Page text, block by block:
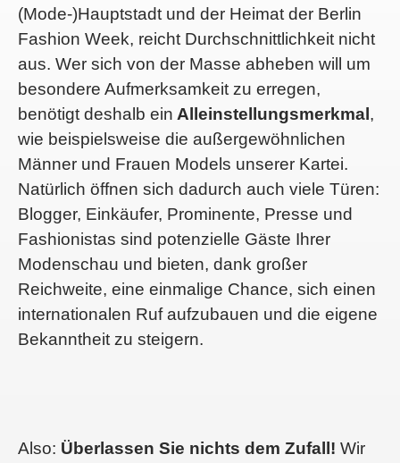
(Mode-)Hauptstadt und der Heimat der Berlin
Fashion Week, reicht Durchschnittlichkeit nicht
aus. Wer sich von der Masse abheben will um
besondere Aufmerksamkeit zu erregen,
benötigt deshalb ein Alleinstellungsmerkmal ,
wie beispielsweise die außergewöhnlichen
Männer und Frauen Models unserer Kartei.
Natürlich öffnen sich dadurch auch viele Türen:
Blogger, Einkäufer, Prominente, Presse und
Fashionistas sind potenzielle Gäste Ihrer
Modenschau und bieten, dank großer
Reichweite, eine einmalige Chance, sich einen
internationalen Ruf aufzubauen und die eigene
Bekanntheit zu steigern.
Also: Überlassen Sie nichts dem Zufall! Wir